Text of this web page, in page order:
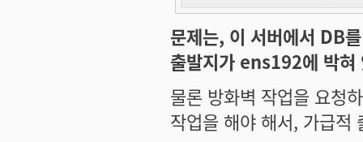
문제는, 이 서버에서 DB
출발지가 ens192에 박혀
물론 방화벽 작업을 요청
작업을 해야 해서, 가급적